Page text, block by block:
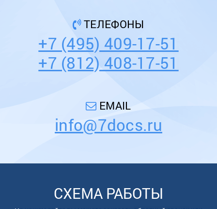
ТЕЛЕФОНЫ
+7 (495) 409-17-51
+7 (812) 408-17-51
EMAIL
info@7docs.ru
СХЕМА РАБОТЫ